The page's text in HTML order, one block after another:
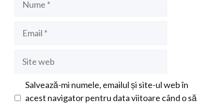
Salvează-mi numele, emailul și site-ul web în
acest navigator pentru data viitoare când o să